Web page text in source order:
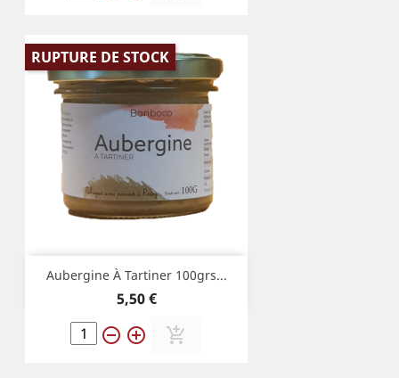
Aubergine À Tartiner 100grs...
Prix
5,50 €
remove_circle_outline add_circle_outline add_shopping_cart
RUPTURE DE STOCK